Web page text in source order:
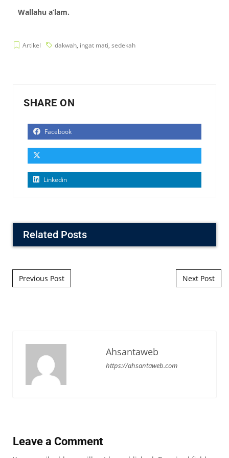
Wallahu a’lam.
Artikel dakwah, ingat mati, sedekah
SHARE ON
Facebook
Linkedin
Related Posts
Post navigation
Previous Post Next Post
Ahsantaweb
https://ahsantaweb.com
Leave a Comment